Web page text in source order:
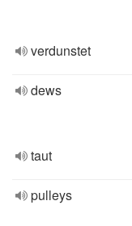
verdunstet
dews
taut
pulleys